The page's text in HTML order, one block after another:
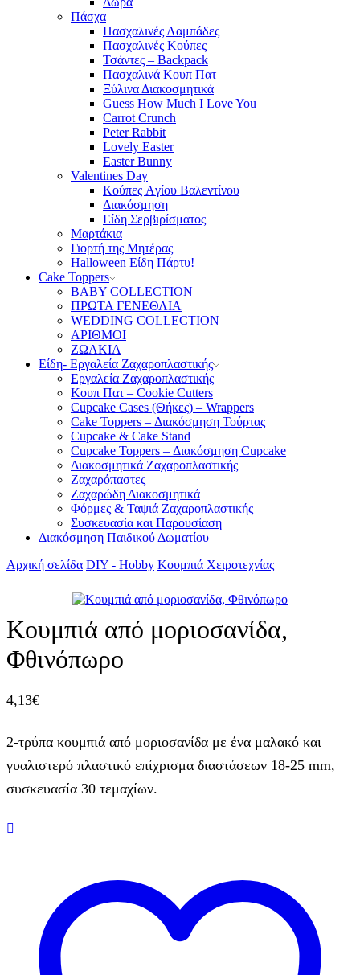
Πάσχα
Πασχαλινές Λαμπάδες
Πασχαλινές Κούπες
Τσάντες – Backpack
Πασχαλινά Κουπ Πατ
Ξύλινα Διακοσμητικά
Guess How Much I Love You
Carrot Crunch
Peter Rabbit
Lovely Easter
Easter Bunny
Valentines Day
Κούπες Aγίου Βαλεντίνου
Διακόσμηση
Είδη Σερβιρίσματος
Μαρτάκια
Γιορτή της Μητέρας
Halloween Είδη Πάρτυ!
Cake Toppers
BABY COLLECTION
ΠΡΩΤΑ ΓΕΝΕΘΛΙΑ
WEDDING COLLECTION
ΑΡΙΘΜΟΙ
ΖΩΑΚΙΑ
Είδη- Εργαλεία Ζαχαροπλαστικής
Εργαλεία Ζαχαροπλαστικής
Κουπ Πατ – Cookie Cutters
Cupcake Cases (Θήκες) – Wrappers
Cake Toppers – Διακόσμηση Τούρτας
Cupcake & Cake Stand
Cupcake Toppers – Διακόσμηση Cupcake
Διακοσμητικά Ζαχαροπλαστικής
Ζαχαρόπαστες
Ζαχαρώδη Διακοσμητικά
Φόρμες & Ταψιά Ζαχαροπλαστικής
Συσκευασία και Παρουσίαση
Διακόσμηση Παιδικού Δωματίου
Αρχική σελίδα DIY - Hobby Κουμπιά Χειροτεχνίας
Κουμπιά από μοριοσανίδα,
Φθινόπωρο
4,13€
2-τρύπα κουμπιά από μοριοσανίδα με ένα μαλακό και
γυαλιστερό πλαστικό επίχρισμα διαστάσεων 18-25 mm,
συσκευασία 30 τεμαχίων.